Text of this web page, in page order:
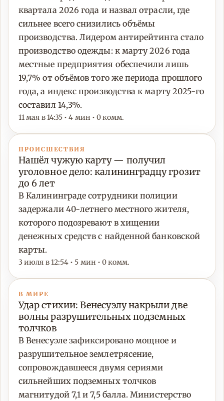
квартала 2026 года и назвал отрасли, где
сильнее всего снизились объёмы
производства. Лидером антирейтинга стало
производство одежды: к марту 2026 года
местные предприятия обеспечили лишь
19,7% от объёмов того же периода прошлого
года, а индекс производства к марту 2025-го
составил 14,3%.
11 мая в 14:35 • 4 мин • 0 комм.
ПРОИСШЕСТВИЯ
Нашёл чужую карту — получил
уголовное дело: калининградцу грозит
до 6 лет
В Калининграде сотрудники полиции
задержали 40-летнего местного жителя,
которого подозревают в хищении
денежных средств с найденной банковской
карты.
3 июля в 12:54 • 5 мин • 0 комм.
В МИРЕ
Удар стихии: Венесуэлу накрыли две
волны разрушительных подземных
толчков
В Венесуэле зафиксировано мощное и
разрушительное землетрясение,
сопровождавшееся двумя сериями
сильнейших подземных толчков
магнитудой 7,1 и 7,5 балла. Министерство